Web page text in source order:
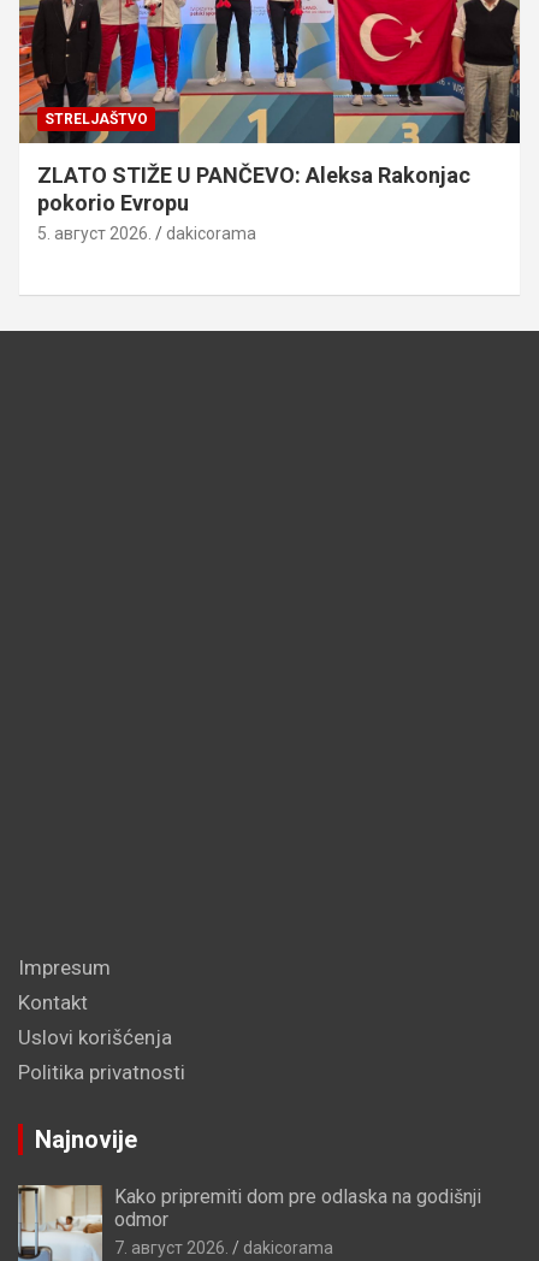
STRELJAŠTVO
ZLATO STIŽE U PANČEVO: Aleksa Rakonjac
pokorio Evropu
5. август 2026. dakicorama
Impresum
Kontakt
Uslovi korišćenja
Politika privatnosti
Najnovije
Kako pripremiti dom pre odlaska na godišnji
odmor
7. август 2026. dakicorama